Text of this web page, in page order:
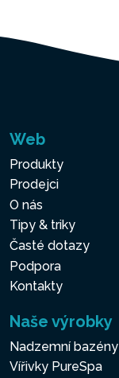
Web
Produkty
Prodejci
O nás
Tipy & triky
Časté dotazy
Podpora
Kontakty
Naše výrobky
Nadzemní bazény
Vířivky PureSpa